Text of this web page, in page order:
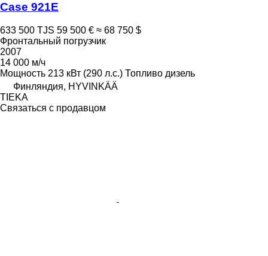
Case 921E
633 500 TJS 59 500 € ≈ 68 750 $
Фронтальный погрузчик
2007
14 000 м/ч
Мощность 213 кВт (290 л.с.) Топливо дизель
Финляндия, HYVINKÄÄ
TIEKA
Связаться с продавцом